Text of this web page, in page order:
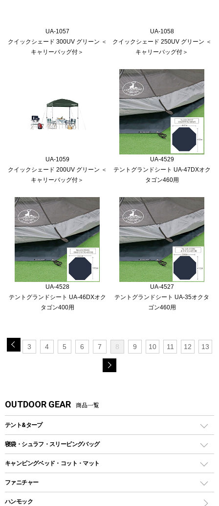
UA-1057
クイックシェード 300UV グリーン ＜
キャリーバッグ付＞
UA-1058
クイックシェード 250UV グリーン ＜
キャリーバッグ付＞
UA-1059
クイックシェード 200UV グリーン ＜
キャリーバッグ付＞
UA-4529
テントグランドシート UA-47DXオク
タゴン460用
UA-4528
テントグランドシート UA-46DXオク
タゴン400用
UA-4527
テントグランドシート UA-35オクタ
ゴン460用
3 4 5 6 7 8 9 10 11 12 13
OUTDOOR GEAR 商品一覧
テント&タープ
テント
ツールームテント
ワンポールテント
シェルターテント
寝袋・シュラフ・スリーピングバッグ
レクタングラー型（封筒型）シュラフ
インナーシュラフ
キャンピングベッド・コット・マット
キャンピングベッド・コット
ファニチャー
アウトドアテーブル
ハンモック